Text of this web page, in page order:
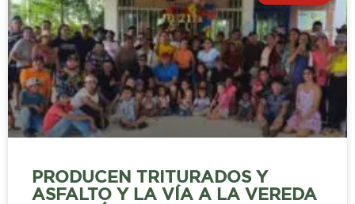
PRODUCEN TRITURADOS Y
ASFALTO Y LA VÍA A LA VEREDA